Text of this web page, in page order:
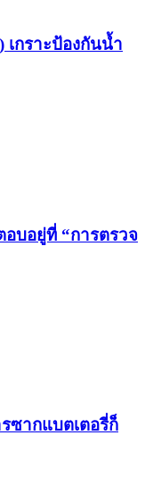
เกราะป้องกันน้ำ
บอยู่ที่ “การตรวจ
ซากแบตเตอรี่ก็